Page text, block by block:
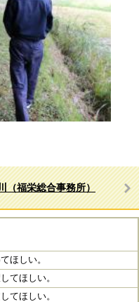
（福栄総合事務所）
ほしい。
てほしい。
てほしい。